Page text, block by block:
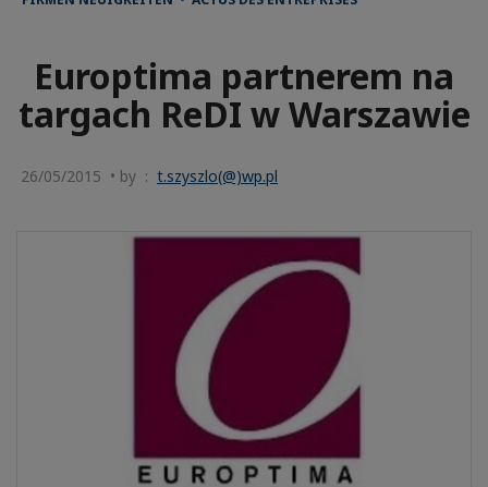
Europtima partnerem na
targach ReDI w Warszawie
26/05/2015 • by : t.szyszlo(@)wp.pl